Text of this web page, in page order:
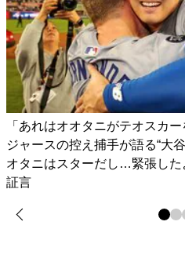
「あれはオオタニがテオスカ
ジャースの控え捕手が語る“大
オタニはスターだし…緊張した
証言